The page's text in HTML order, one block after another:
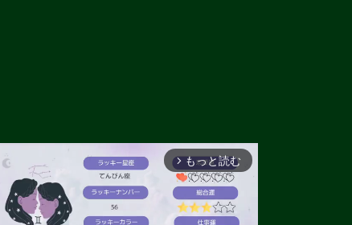
arrow_forward_ios もっと読む